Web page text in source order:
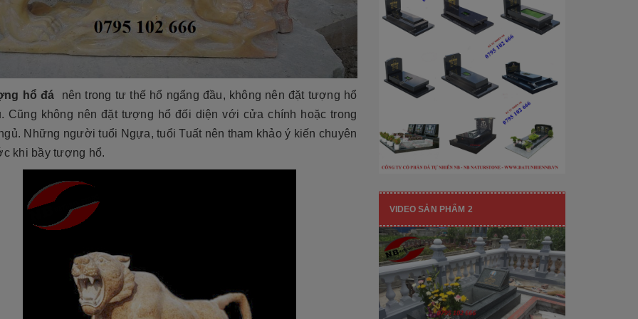
bền cao, mẫu mã đẹp, kiểu
tộc. Xây dựng mộ phần không chỉ là việc
tri ân công đức dưỡng dục sinh thành
của con cháu dành cho ông bà cha mẹ
[Đọc tiếp...]
hạng mục nhận diện thương hiệu, nó
còn...
hổ đá
nên trong tư thế hổ ngẩng đầu, không nên đặt tượng hổ
Cũng không nên đặt tượng hổ đối diện với cửa chính hoặc trong
Những người tuổi Ngựa, tuổi Tuất nên tham khảo ý kiến chuyên
khi bầy tượng hổ.
VIDEO SẢN PHẨM 2